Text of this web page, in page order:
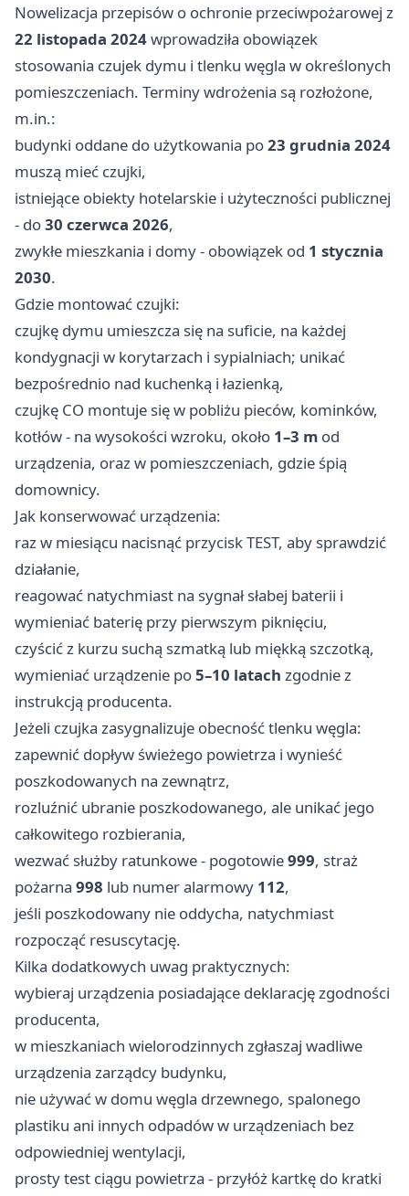
Nowelizacja przepisów o ochronie przeciwpożarowej z
22 listopada 2024wprowadziła obowiązek
stosowania czujek dymu i tlenku węgla w określonych
pomieszczeniach. Terminy wdrożenia są rozłożone,
m.in.:
budynki oddane do użytkowania po23 grudnia 2024
muszą mieć czujki,
istniejące obiekty hotelarskie i użyteczności publicznej
- do30 czerwca 2026,
zwykłe mieszkania i domy - obowiązek od 1 stycznia
2030.
Gdzie montować czujki:
czujkę dymu umieszcza się na suficie, na każdej
kondygnacji w korytarzach i sypialniach; unikać
bezpośrednio nad kuchenką i łazienką,
czujkę CO montuje się w pobliżu pieców, kominków,
kotłów - na wysokości wzroku, około 1–3 m od
urządzenia, oraz w pomieszczeniach, gdzie śpią
domownicy.
Jak konserwować urządzenia:
raz w miesiącu nacisnąć przycisk TEST, aby sprawdzić
działanie,
reagować natychmiast na sygnał słabej baterii i
wymieniać baterię przy pierwszym piknięciu,
czyścić z kurzu suchą szmatką lub miękką szczotką,
wymieniać urządzenie po5–10 latach zgodnie z
instrukcją producenta.
Jeżeli czujka zasygnalizuje obecność tlenku węgla:
zapewnić dopływ świeżego powietrza i wynieść
poszkodowanych na zewnątrz,
rozluźnić ubranie poszkodowanego, ale unikać jego
całkowitego rozbierania,
wezwać służby ratunkowe - pogotowie999, straż
pożarna 998 lub numer alarmowy 112,
jeśli poszkodowany nie oddycha, natychmiast
rozpocząć resuscytację.
Kilka dodatkowych uwag praktycznych:
wybieraj urządzenia posiadające deklarację zgodności
producenta,
w mieszkaniach wielorodzinnych zgłaszaj wadliwe
urządzenia zarządcy budynku,
nie używać w domu węgla drzewnego, spalonego
plastiku ani innych odpadów w urządzeniach bez
odpowiedniej wentylacji,
prosty test ciągu powietrza - przyłóż kartkę do kratki